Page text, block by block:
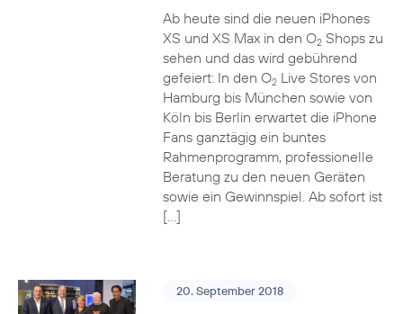
Ab heute sind die neuen iPhones
XS und XS Max in den O2Shops zu
sehen und das wird gebührend
gefeiert: In den O2Live Stores von
Hamburg bis München sowie von
Köln bis Berlin erwartet die iPhone
Fans ganztägig ein buntes
Rahmenprogramm, professionelle
Beratung zu den neuen Geräten
sowie ein Gewinnspiel. Ab sofort ist
[…]
20. September 2018